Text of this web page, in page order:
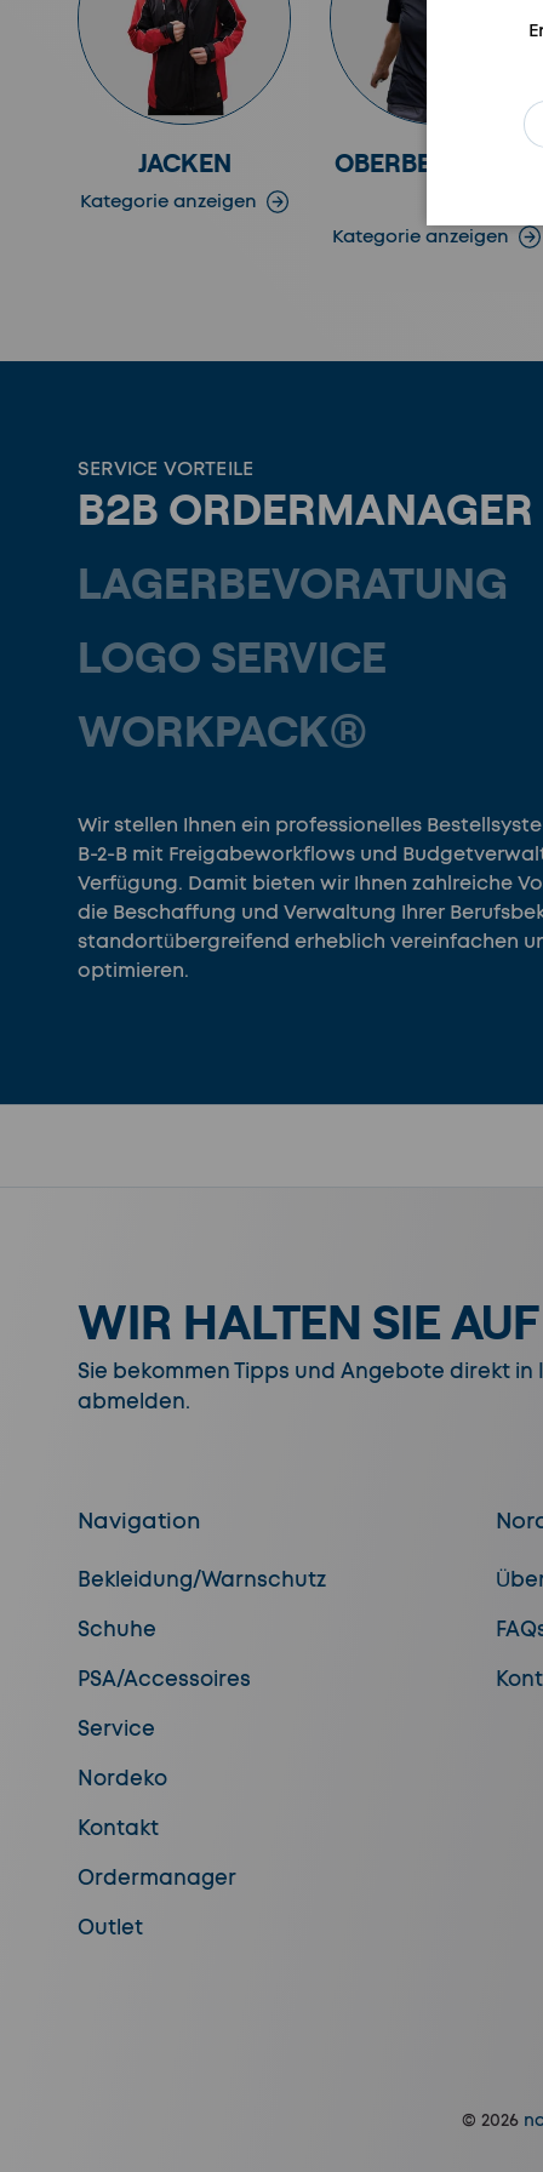
JACKEN
Kategorie anzeigen
OBERBEKLEIDUN
Kategorie anzeigen
SERVICE VORTEILE
B2B ORDERMANAGER
LAGERBEVORATUNG
LOGO SERVICE
WORKPACK®
Wir stellen Ihnen ein professionelles
B-2-B mit Freigabeworkflows und
Verfügung. Damit bieten wir Ihnen zahlreiche
die Beschaffung und Verwaltung Ihrer
standortübergreifend erheblich vereinfachen
optimieren.
WIR HALTEN SIE
Sie bekommen Tipps und Angebote direkt
abmelden.
Navigation
Bekleidung/Warnschutz
Schuhe
PSA/Accessoires
Service
Nordeko
Kontakt
Ordermanager
Outlet
© 2026